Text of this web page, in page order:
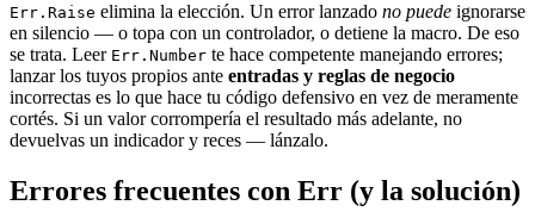
Err.Raise elimina la elección. Un error lanzado no puede ignorarse
en silencio — o topa con un controlador, o detiene la macro. De eso
se trata. Leer Err.Number te hace competente manejando errores;
lanzar los tuyos propios ante entradas y reglas de negocio
incorrectas es lo que hace tu código defensivo en vez de meramente
cortés. Si un valor corrompería el resultado más adelante, no
devuelvas un indicador y reces — lánzalo.
Errores frecuentes con Err (y la solución)